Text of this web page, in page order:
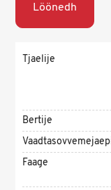
Löönedh
Tjaelije
Bertije
Faage